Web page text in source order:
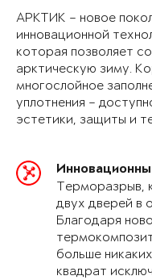
АРКТИК – новое
инновационной
которая позволяет
арктическую зиму.
многослойное
уплотнения –
эстетики, защиты и
Терморазрыв,
двух дверей в
Благодаря
больше
квадрат